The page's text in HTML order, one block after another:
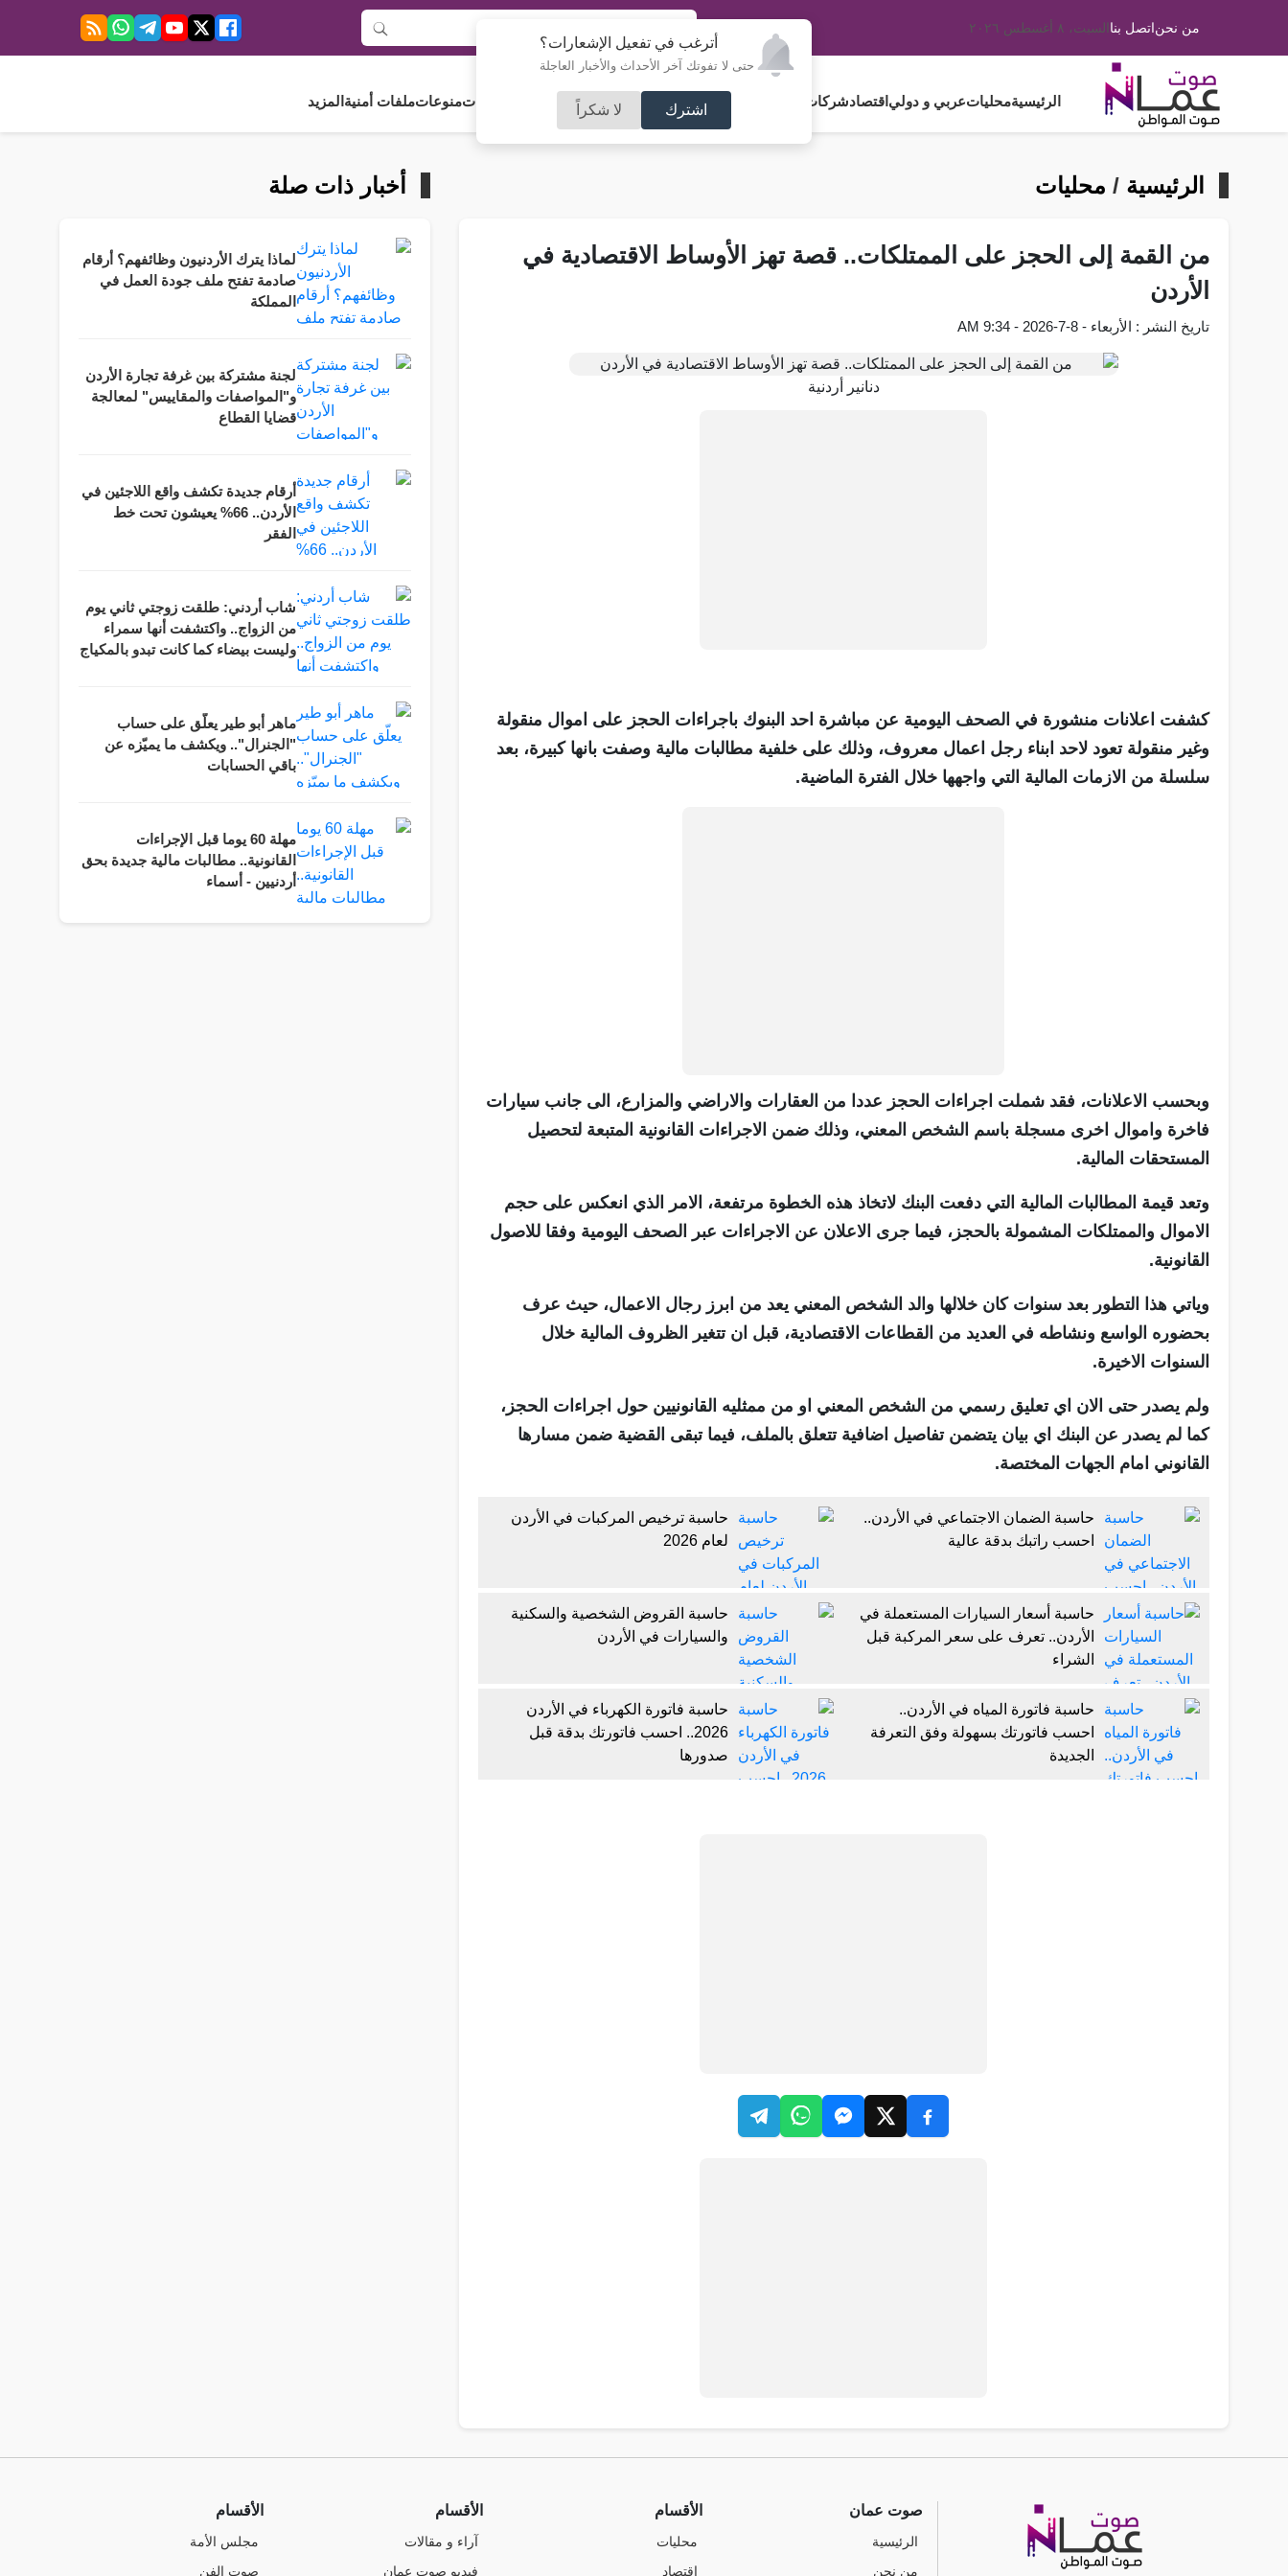
أترغب في تفعيل الإشعارات؟
حتى لا تفوتك آخر الأحداث والأخبار العاجلة
اشترك لا شكراً
من نحناتصل بناالسبت، ٨ أغسطس ٢٠٢٦
الرئيسيةمحلياتعربي و دولي اقتصادشركات و استثمار فلسطين مجلس الأمةرياضة آراء و مقالات جامعاتمنوعاتملفات أمنية المزيد
الرئيسية / محليات
من القمة إلى الحجز على الممتلكات.. قصة تهز الأوساط الاقتصادية في
الأردن
تاريخ النشر : الأربعاء - 8-7-2026 - 9:34 AM
دنانير أردنية
كشفت اعلانات منشورة في الصحف اليومية عن مباشرة احد البنوك باجراءات الحجز على اموال منقولة
وغير منقولة تعود لاحد ابناء رجل اعمال معروف، وذلك على خلفية مطالبات مالية وصفت بانها كبيرة، بعد
سلسلة من الازمات المالية التي واجهها خلال الفترة الماضية.
وبحسب الاعلانات، فقد شملت اجراءات الحجز عددا من العقارات والاراضي والمزارع، الى جانب سيارات
فاخرة واموال اخرى مسجلة باسم الشخص المعني، وذلك ضمن الاجراءات القانونية المتبعة لتحصيل
المستحقات المالية.
وتعد قيمة المطالبات المالية التي دفعت البنك لاتخاذ هذه الخطوة مرتفعة، الامر الذي انعكس على حجم
الاموال والممتلكات المشمولة بالحجز، فيما جرى الاعلان عن الاجراءات عبر الصحف اليومية وفقا للاصول
القانونية.
وياتي هذا التطور بعد سنوات كان خلالها والد الشخص المعني يعد من ابرز رجال الاعمال، حيث عرف
بحضوره الواسع ونشاطه في العديد من القطاعات الاقتصادية، قبل ان تتغير الظروف المالية خلال
السنوات الاخيرة.
ولم يصدر حتى الان اي تعليق رسمي من الشخص المعني او من ممثليه القانونيين حول اجراءات الحجز،
كما لم يصدر عن البنك اي بيان يتضمن تفاصيل اضافية تتعلق بالملف، فيما تبقى القضية ضمن مسارها
القانوني امام الجهات المختصة.
حاسبة الضمان الاجتماعي في الأردن..
احسب راتبك بدقة عالية
حاسبة ترخيص المركبات في الأردن
لعام 2026
حاسبة أسعار السيارات المستعملة في
الأردن.. تعرف على سعر المركبة قبل
الشراء
حاسبة القروض الشخصية والسكنية
والسيارات في الأردن
حاسبة فاتورة المياه في الأردن..
احسب فاتورتك بسهولة وفق التعرفة
الجديدة
حاسبة فاتورة الكهرباء في الأردن
2026.. احسب فاتورتك بدقة قبل
صدورها
أخبار ذات صلة
لماذا يترك الأردنيون وظائفهم؟ أرقام
صادمة تفتح ملف جودة العمل في
المملكة
لجنة مشتركة بين غرفة تجارة الأردن
و"المواصفات والمقاييس" لمعالجة
قضايا القطاع
أرقام جديدة تكشف واقع اللاجئين في
الأردن.. 66% يعيشون تحت خط
الفقر
شاب أردني: طلقت زوجتي ثاني يوم
من الزواج.. واكتشفت أنها سمراء
وليست بيضاء كما كانت تبدو بالمكياج
ماهر أبو طير يعلّق على حساب
"الجنرال".. ويكشف ما يميّزه عن
باقي الحسابات
مهلة 60 يوما قبل الإجراءات
القانونية.. مطالبات مالية جديدة بحق
أردنيين - أسماء
صوت عمان
الرئيسية
من نحن
الأقسام
محليات
اقتصاد
الأقسام
آراء و مقالات
فيديو صوت عمان
الأقسام
مجلس الأمة
صوت الفن